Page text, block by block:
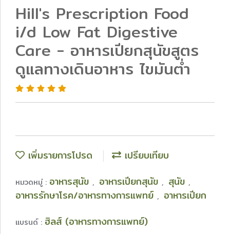
Hill's Prescription Food
i/d Low Fat Digestive
Care - อาหารเปียกสุนัขสูตร
ดูแลทางเดินอาหาร ไขมันต่ำ
เพิ่มรายการโปรด เปรียบเทียบ
หมวดหมู่ : อาหารสุนัข , อาหารเปียกสุนัข , สุนัข ,
อาหารรักษาโรค/อาหารทางการแพทย์ , อาหารเปียก
แบรนด์ : ฮิลส์ (อาหารทางการแพทย์)